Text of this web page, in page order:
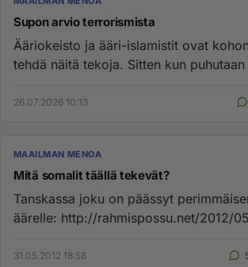
Supon arvio terrorismista
Ääriokeisto ja ääri-islamistit ovat
tehdä näitä tekoja. Sitten kun
26.07.2026 10:13
MAAILMAN MENOA
Mitä somalit täällä tekevät?
Tanskassa joku on päässyt
äärelle: http://rahmispossu.net/2012/
31.05.2012 18:58